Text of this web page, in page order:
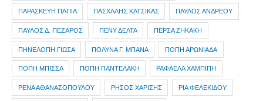
ΠΑΡΑΣΚΕΥΗ ΠΑΠΙΑ ΠΑΣΧΑΛΗΣ ΚΑΤΣΙΚΑΣ ΠΑΥΛΟΣ ΑΝΔΡΕΟΥ
ΠΑΥΛΟΣ Δ. ΠΕΖΑΡΟΣ ΠΕΝΥ ΔΕΛΤΑ ΠΕΡΣΑ ΖΗΚΑΚΗ
ΠΗΝΕΛΟΠΗ ΓΙΩΣΑ ΠΟΛΥΝΑ Γ. ΜΠΑΝΑ ΠΟΠΗ ΑΡΩΝΙΑΔΑ
ΠΟΠΗ ΜΠΙΣΣΑ ΠΟΠΗ ΠΑΝΤΕΛΑΚΗ ΡΑΦΑΕΛΑ ΧΑΜΠΙΠΗ
ΡΕΝΑ ΑΘΑΝΑΣΟΠΟΥΛΟΥ ΡΗΣΟΣ ΧΑΡΙΣΗΣ ΡΙΑ ΦΕΛΕΚΙΔΟΥ